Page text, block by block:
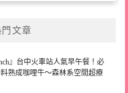
文章
』台中火車站人氣早午餐！必
熟成咖哩牛～森林系空間超療